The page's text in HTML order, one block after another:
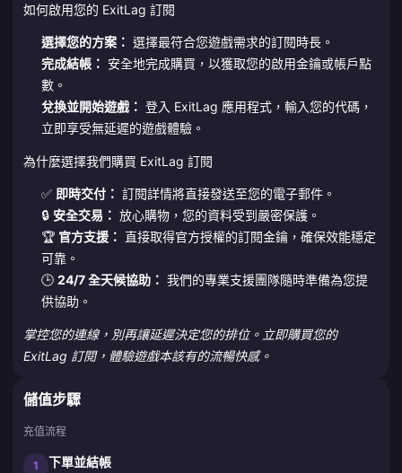
如何啟用您的 ExitLag 訂閱
選擇您的方案： 選擇最符合您遊戲需求的訂閱時長。
完成結帳： 安全地完成購買，以獲取您的啟用金鑰或帳戶點
數。
兌換並開始遊戲： 登入 ExitLag 應用程式，輸入您的代碼，
立即享受無延遲的遊戲體驗。
為什麼選擇我們購買 ExitLag 訂閱
✅ 即時交付： 訂閱詳情將直接發送至您的電子郵件。
🔒 安全交易： 放心購物，您的資料受到嚴密保護。
🏆 官方支援： 直接取得官方授權的訂閱金鑰，確保效能穩定
可靠。
🕒 24/7 全天候協助： 我們的專業支援團隊隨時準備為您提
供協助。
掌控您的連線，別再讓延遲決定您的排位。立即購買您的
ExitLag 訂閱，體驗遊戲本該有的流暢快感。
儲值步驟
充值流程
1 下單並結帳